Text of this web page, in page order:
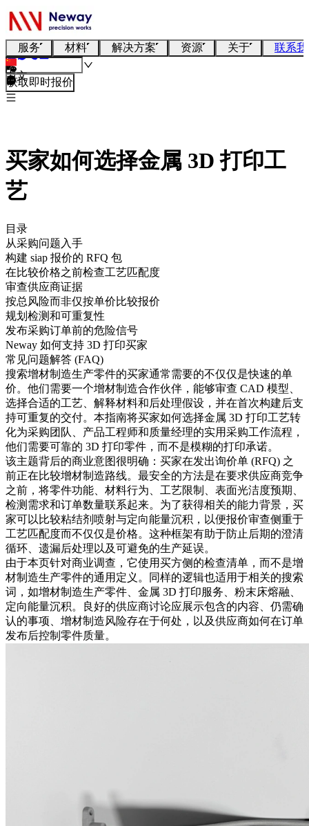
服务 材料 解决方案 资源 关于 联系
中文
获取即时报价
买家如何选择金属 3D 打印工
艺
目录
从采购问题入手
构建 siap 报价的 RFQ 包
在比较价格之前检查工艺匹配度
审查供应商证据
按总风险而非仅按单价比较报价
规划检测和可重复性
发布采购订单前的危险信号
Neway 如何支持 3D 打印买家
常见问题解答 (FAQ)
搜索增材制造生产零件的买家通常需要的不仅仅是快速的单
价。他们需要一个增材制造合作伙伴，能够审查 CAD 模型、
选择合适的工艺、解释材料和后处理假设，并在首次构建后支
持可重复的交付。本指南将买家如何选择金属 3D 打印工艺转
化为采购团队、产品工程师和质量经理的实用采购工作流程，
他们需要可靠的 3D 打印零件，而不是模糊的打印承诺。
该主题背后的商业意图很明确：买家在发出询价单 (RFQ) 之
前正在比较增材制造路线。最安全的方法是在要求供应商竞争
之前，将零件功能、材料行为、工艺限制、表面光洁度预期、
检测需求和订单数量联系起来。为了获得相关的能力背景，买
家可以比较粘结剂喷射与定向能量沉积 ，以便报价审查侧重于
工艺匹配度而不仅仅是价格。这种框架有助于防止后期的澄清
循环、遗漏后处理以及可避免的生产延误。
由于本页针对商业调查，它使用买方侧的检查清单，而不是增
材制造生产零件的通用定义。同样的逻辑也适用于相关的搜索
词，如增材制造生产零件、金属 3D 打印服务、粉末床熔融、
定向能量沉积。良好的供应商讨论应展示包含的内容、仍需确
认的事项、增材制造风险存在于何处，以及供应商如何在订单
发布后控制零件质量。